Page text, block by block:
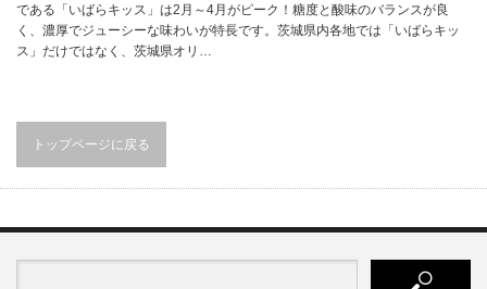
である「いばらキッス」は2月～4月がピーク！糖度と酸味のバランスが良
く、濃厚でジューシーな味わいが特長です。茨城県内各地では「いばらキッ
ス」だけではなく、茨城県オリ…
トップページに戻る